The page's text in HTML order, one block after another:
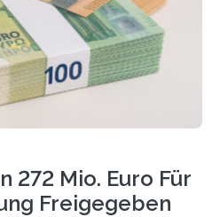
272 Mio. Euro Für
Freigegeben